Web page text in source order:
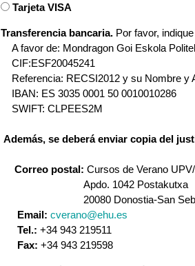
Tarjeta VISA
Transferencia bancaria.Por favor,
A favor de: Mondragon Goi Eskola
CIF:ESF20045241
Referencia: RECSI2012 y su Nombre y
IBAN: ES 3035 0001 50 0010010286
SWIFT: CLPEES2M
Además, se deberá enviar copia del
Correo postal: Cursos de Verano
Apdo. 1042 Postakutxa
20080 Donostia-San
Email: cverano@ehu.es
Tel.: +34 943 219511
Fax: +34 943 219598